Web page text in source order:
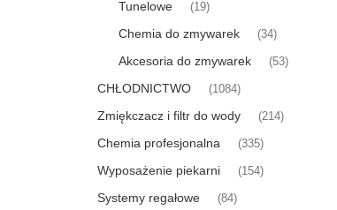
Tunelowe (19)
Chemia do zmywarek (34)
Akcesoria do zmywarek (53)
CHŁODNICTWO (1084)
Zmiękczacz i filtr do wody (214)
Chemia profesjonalna (335)
Wyposażenie piekarni (154)
Systemy regałowe (84)